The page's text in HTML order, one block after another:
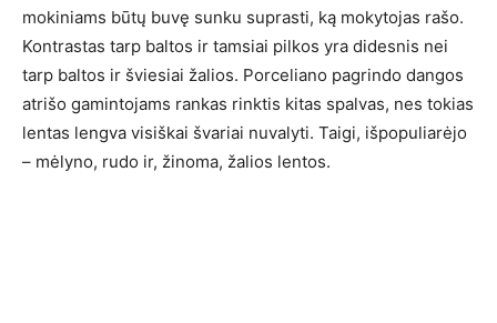
mokiniams būtų buvę sunku suprasti, ką mokytojas rašo.
Kontrastas tarp baltos ir tamsiai pilkos yra didesnis nei
tarp baltos ir šviesiai žalios. Porceliano pagrindo dangos
atrišo gamintojams rankas rinktis kitas spalvas, nes tokias
lentas lengva visiškai švariai nuvalyti. Taigi, išpopuliarėjo
– mėlyno, rudo ir, žinoma, žalios lentos.